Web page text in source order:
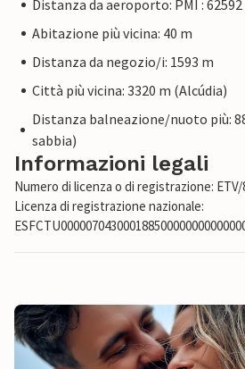
Distanza da aeroporto: PMI :
Abitazione più vicina: 40 m
Distanza da negozio/i: 1593 m
Città più vicina: 3320 m (Alcúdia)
Distanza balneazione/nuoto più:
sabbia)
Informazioni legali
Numero di licenza o di registrazione: ETV/
Licenza di registrazione nazionale: